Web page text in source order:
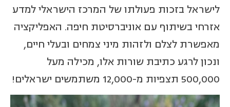
לישראל בזכות פעולתו של המרכז הישראלי למדע
אזרחי בשיתוף עם אוניברסיטת חיפה. האפליקציה
מאפשרת לצלם ולזהות מיני צמחים ובעלי חיים,
ונכון לרגע כתיבת שורות אלו, מכילה מעל
500,000 תצפיות מ-12,000 משתמשים ישראלים!